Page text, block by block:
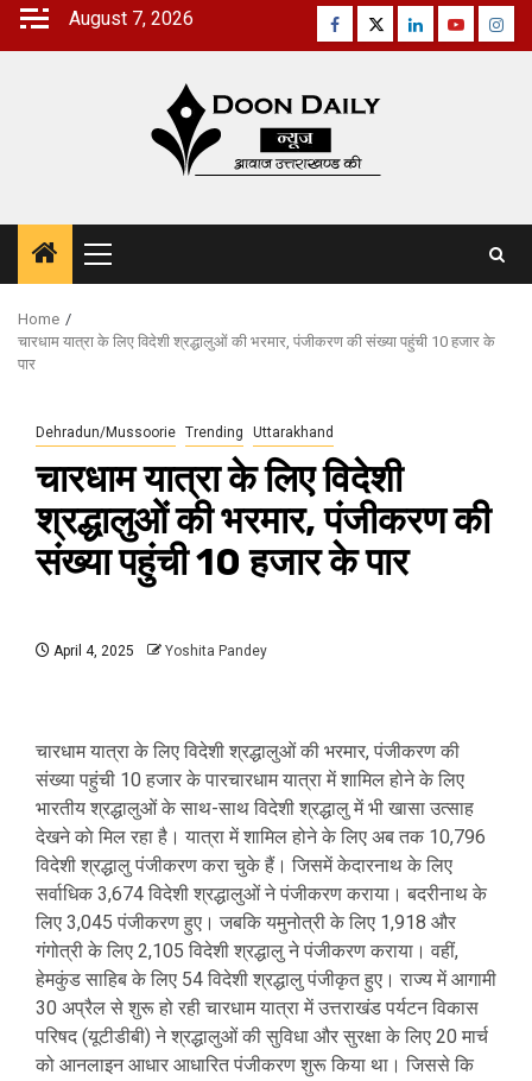
Skip
August 7, 2026 Facebook
TwitterLinkedinYoutube
Primary
Menu
Home
चारधाम यात्रा के लिए विदेशी श्रद्धालुओं की भरमार, पंजीकरण की संख्या पहुंची 10 हजार के
पार
Dehradun/Mussoorie Trending Uttarakhand
चारधाम यात्रा के लिए विदेशी
श्रद्धालुओं की भरमार, पंजीकरण की
संख्या पहुंची 10 हजार के पार
April 4, 2025 Yoshita Pandey
चारधाम यात्रा के लिए विदेशी श्रद्धालुओं की भरमार, पंजीकरण की
संख्या पहुंची 10 हजार के पारचारधाम यात्रा में शामिल होने के लिए
भारतीय श्रद्धालुओं के साथ-साथ विदेशी श्रद्धालु में भी खासा उत्साह
देखने काे मिल रहा है। यात्रा में शामिल होने के लिए अब तक 10,796
विदेशी श्रद्धालु पंजीकरण करा चुके हैं। जिसमें केदारनाथ के लिए
सर्वाधिक 3,674 विदेशी श्रद्धालुओं ने पंजीकरण कराया। बदरीनाथ के
लिए 3,045 पंजीकरण हुए। जबकि यमुनोत्री के लिए 1,918 और
गंगोत्री के लिए 2,105 विदेशी श्रद्धालु ने पंजीकरण कराया। वहीं,
हेमकुंड साहिब के लिए 54 विदेशी श्रद्धालु पंजीकृत हुए। राज्य में आगामी
30 अप्रैल से शुरू हो रही चारधाम यात्रा में उत्तराखंड पर्यटन विकास
परिषद (यूटीडीबी) ने श्रद्धालुओं की सुविधा और सुरक्षा के लिए 20 मार्च
को आनलाइन आधार आधारित पंजीकरण शुरू किया था। जिससे कि